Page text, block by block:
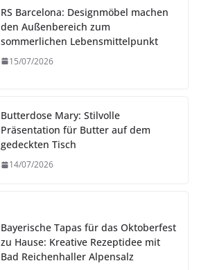
RS Barcelona: Designmöbel machen
den Außenbereich zum
sommerlichen Lebensmittelpunkt
15/07/2026
Butterdose Mary: Stilvolle
Präsentation für Butter auf dem
gedeckten Tisch
14/07/2026
Bayerische Tapas für das Oktoberfest
zu Hause: Kreative Rezeptidee mit
Bad Reichenhaller Alpensalz